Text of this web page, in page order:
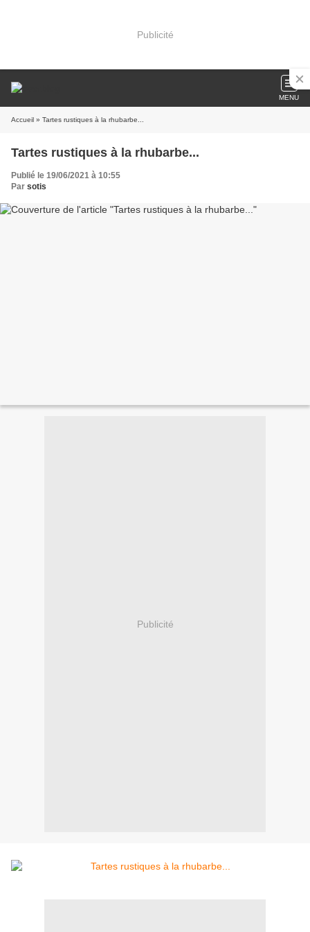
Publicité
MENU
Accueil » Tartes rustiques à la rhubarbe...
Tartes rustiques à la rhubarbe...
Publié le 19/06/2021 à 10:55
Par sotis
Publicité